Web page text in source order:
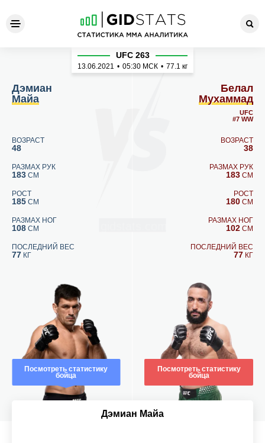
Дэмиан Майа - Белал
Дэмиан
Майа
ВОЗРАСТ
48
РАЗМАХ РУК
183 СМ
РОСТ
185 СМ
РАЗМАХ НОГ
108 СМ
ПОСЛЕДНИЙ ВЕС
77 КГ
Посмотреть статистику
бойца
UFC 263
13.06.2021 • 05:30 МСК • 77.1 кг
Белал
Мухаммад
UFC
#7 WW
ВОЗРАСТ
38
РАЗМАХ РУК
183 СМ
РОСТ
180 СМ
РАЗМАХ НОГ
102 СМ
ПОСЛЕДНИЙ ВЕС
77 КГ
Посмотреть статистику
бойца
Дэмиан Майа